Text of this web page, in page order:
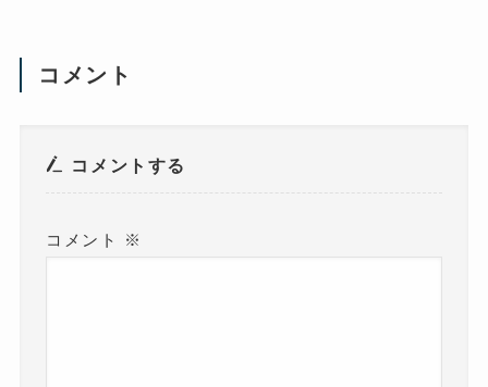
コメント
コメントする
コメント ※